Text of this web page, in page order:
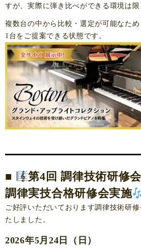
すが、実際に弾き比べができる環境は限
複数台の中から比較・選定が可能なた
1台をご提案できる状態です。
■
第4回 調律技術研修
調律実技合格研修会実施
ご好評いただいております調律技術研
たしました。
2026年5月24日（日）